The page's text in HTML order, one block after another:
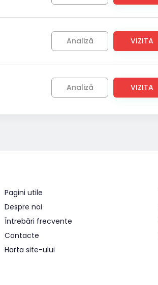
Analiză VIZITA
Analiză VIZITA
Pagini utile
Despre noi
Întrebări frecvente
Contacte
Harta site-ului